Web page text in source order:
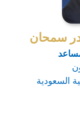
سمحان
السعودية